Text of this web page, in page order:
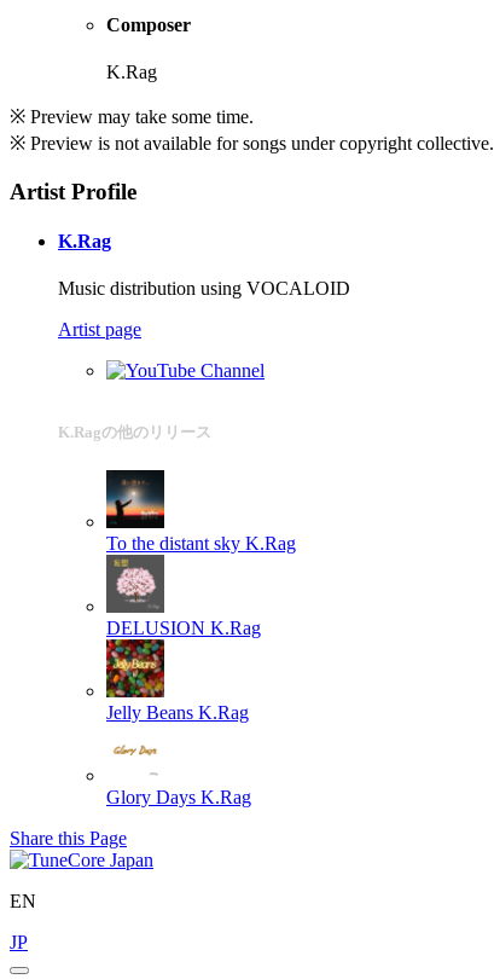
Composer
K.Rag
※ Preview may take some time.
※ Preview is not available for songs under copyright collective.
Artist Profile
K.Rag
Music distribution using VOCALOID
Artist page
K.Ragの他のリリース
To the distant sky K.Rag
DELUSION K.Rag
Jelly Beans K.Rag
Glory Days K.Rag
Share this Page
EN
JP